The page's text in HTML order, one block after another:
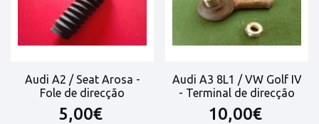
Audi A2 / Seat Arosa -
Fole de direcção
5,00€
Audi A3 8L1 / VW Golf IV
- Terminal de direcção
10,00€